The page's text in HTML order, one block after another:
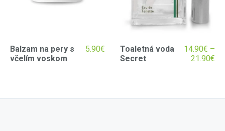
Balzam na pery s
včelím voskom
5.90€
Toaletná voda
Secret
14.90€ –
21.90€